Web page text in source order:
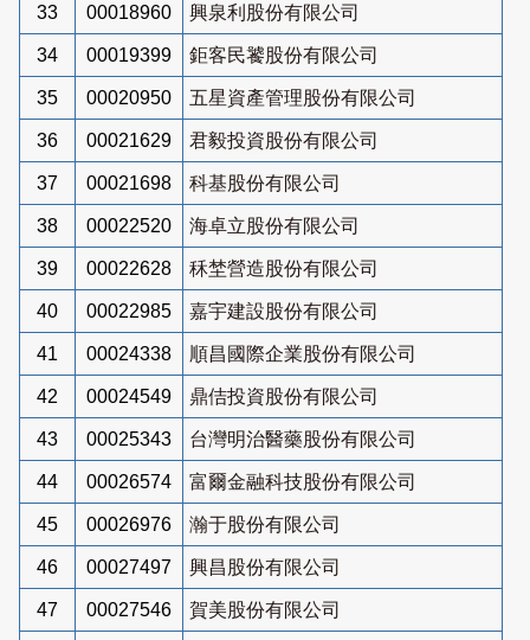
33 00018960 興泉利股份有限公司
34 00019399 鉅客民饕股份有限公司
35 00020950 五星資產管理股份有限公司
36 00021629 君毅投資股份有限公司
37 00021698 科基股份有限公司
38 00022520 海卓立股份有限公司
39 00022628 秝埜營造股份有限公司
40 00022985 嘉宇建設股份有限公司
41 00024338 順昌國際企業股份有限公司
42 00024549 鼎佶投資股份有限公司
43 00025343 台灣明治醫藥股份有限公司
44 00026574 富爾金融科技股份有限公司
45 00026976 瀚于股份有限公司
46 00027497 興昌股份有限公司
47 00027546 賀美股份有限公司